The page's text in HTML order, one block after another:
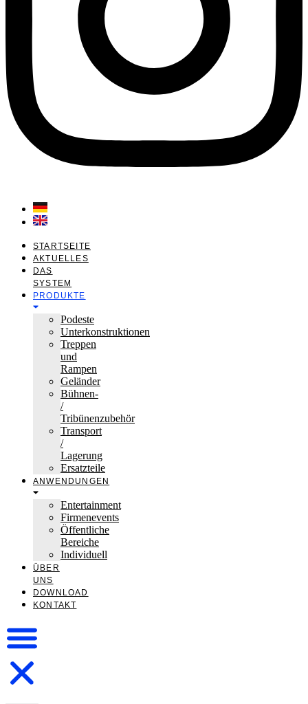
STARTSEITE
AKTUELLES
DAS
SYSTEM
PRODUKTE
Podeste
Unterkonstruktionen
Treppen
und
Rampen
Geländer
Bühnen-
/
Tribünenzubehör
Transport
/
Lagerung
Ersatzteile
ANWENDUNGEN
Entertainment
Firmenevents
Öffentliche
Bereiche
Individuell
ÜBER
UNS
DOWNLOAD
KONTAKT